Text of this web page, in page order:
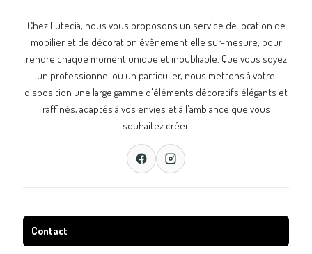
Chez Lutecia, nous vous proposons un service de location de
mobilier et de décoration évènementielle sur-mesure, pour
rendre chaque moment unique et inoubliable. Que vous soyez
un professionnel ou un particulier, nous mettons à votre
disposition une large gamme d'éléments décoratifs élégants et
raffinés, adaptés à vos envies et à l'ambiance que vous
souhaitez créer.
Contact